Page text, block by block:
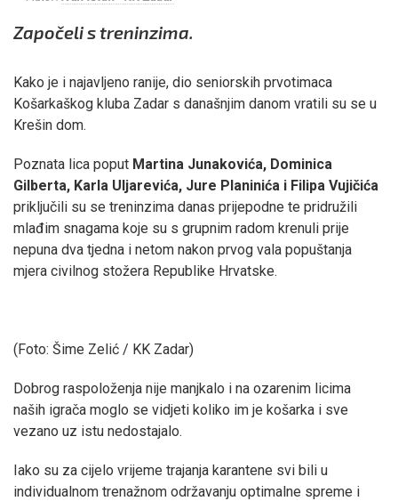
Započeli s treninzima.
Kako je i najavljeno ranije, dio seniorskih prvotimaca
Košarkaškog kluba Zadar s današnjim danom vratili su se u
Krešin dom.
Poznata lica poput Martina Junakovića, Dominica
Gilberta, Karla Uljarevića, Jure Planinića i Filipa Vujičića
priključili su se treninzima danas prijepodne te pridružili
mlađim snagama koje su s grupnim radom krenuli prije
nepuna dva tjedna i netom nakon prvog vala popuštanja
mjera civilnog stožera Republike Hrvatske.
(Foto: Šime Zelić / KK Zadar)
Dobrog raspoloženja nije manjkalo i na ozarenim licima
naših igrača moglo se vidjeti koliko im je košarka i sve
vezano uz istu nedostajalo.
Iako su za cijelo vrijeme trajanja karantene svi bili u
individualnom trenažnom održavanju optimalne spreme i